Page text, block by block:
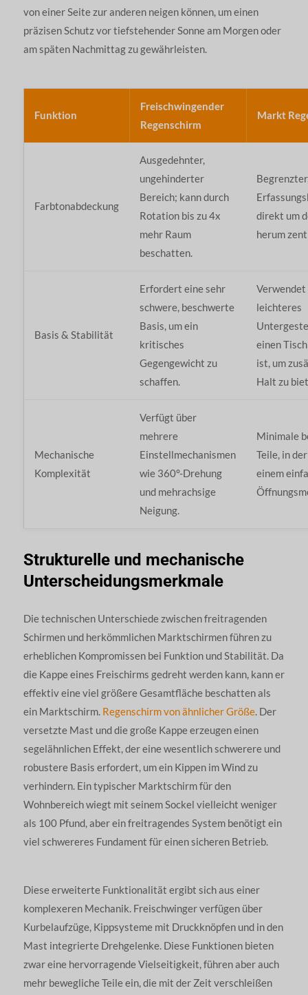
von einer Seite zur anderen neigen können, um einen
präzisen Schutz vor tiefstehender Sonne am Morgen oder
am späten Nachmittag zu gewährleisten.
Funktion
Freischwingender
Regenschirm
Markt
Farbtonabdeckung
Ausgedehnter,
ungehinderter
Bereich; kann durch
Rotation bis zu 4x
mehr Raum
beschatten.
direkt um
herum
Basis & Stabilität
Erfordert eine sehr
schwere, beschwerte
Basis, um ein
kritisches
Gegengewicht zu
schaffen.
Verwendet
leichteres
einen
ist, um
Halt zu
Mechanische
Komplexität
Verfügt über
mehrere
Einstellmechanismen
wie 360°-Drehung
und mehrachsige
Neigung.
Minimale
Teile, in
einem
Strukturelle und mechanische
Unterscheidungsmerkmale
Die technischen Unterschiede zwischen freitragenden
Schirmen und herkömmlichen Marktschirmen führen zu
erheblichen Kompromissen bei Funktion und Stabilität. Da
die Kappe eines Freischirms gedreht werden kann, kann er
effektiv eine viel größere Gesamtfläche beschatten als
ein Marktschirm. Regenschirm von ähnlicher Größe. Der
versetzte Mast und die große Kappe erzeugen einen
segelähnlichen Effekt, der eine wesentlich schwerere und
robustere Basis erfordert, um ein Kippen im Wind zu
verhindern. Ein typischer Marktschirm für den
Wohnbereich wiegt mit seinem Sockel vielleicht weniger
als 100 Pfund, aber ein freitragendes System benötigt ein
viel schwereres Fundament für einen sicheren Betrieb.
Diese erweiterte Funktionalität ergibt sich aus einer
komplexeren Mechanik. Freischwinger verfügen über
Kurbelaufzüge, Kippsysteme mit Druckknöpfen und in den
Mast integrierte Drehgelenke. Diese Funktionen bieten
zwar eine hervorragende Vielseitigkeit, führen aber auch
mehr bewegliche Teile ein, die mit der Zeit verschleißen